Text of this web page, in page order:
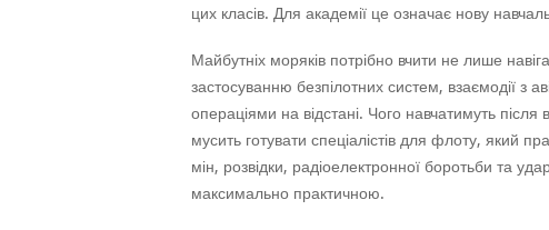
цих класів. Для академії це означає нову
Майбутніх моряків потрібно вчити не лише
застосуванню безпілотних систем, взаємодії з
операціями на відстані. Чого навчатимуть
мусить готувати спеціалістів для флоту, який
мін, розвідки, радіоелектронної боротьби та
максимально практичною.